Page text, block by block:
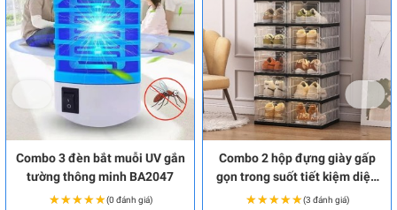
Combo 3 đèn bắt muỗi UV gắn
tường thông minh BA2047
★★★★★
★★★★★(0 đánh giá)
Combo 2 hộp đựng giày gấp
gọn trong suốt tiết kiệm diện
tích BA2049
★★★★★
★★★★★(3 đánh giá)